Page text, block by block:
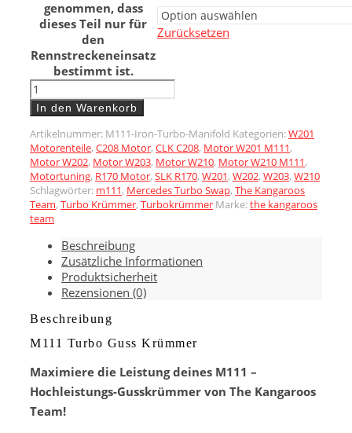
genommen, dass
dieses Teil nur für
den
Rennstreckeneinsatz
bestimmt ist.
Zurücksetzen
M111
Turbo
Guss
Krümmer
Menge
In den Warenkorb
Artikelnummer: M111-Iron-Turbo-Manifold Kategorien:W201
Motorenteile, C208 Motor, CLK C208, Motor W201 M111,
Motor W202, Motor W203, Motor W210, Motor W210 M111,
Motortuning, R170 Motor, SLK R170, W201, W202, W203, W210
Schlagwörter: m111, Mercedes Turbo Swap, The Kangaroos
Team, Turbo Krümmer, Turbokrümmer Marke:the kangaroos
team
Beschreibung
Zusätzliche Informationen
Produktsicherheit
Rezensionen (0)
Beschreibung
M111 Turbo Guss Krümmer
Maximiere die Leistung deines M111 –
Hochleistungs-Gusskrümmer von The Kangaroos
Team!